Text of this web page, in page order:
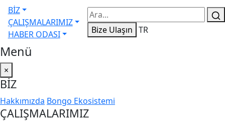
BİZ
ÇALIŞMALARIMIZ
HABER ODASI
Bize Ulaşın TR
Menü
×
BİZ
Hakkımızda Bongo Ekosistemi
ÇALIŞMALARIMIZ